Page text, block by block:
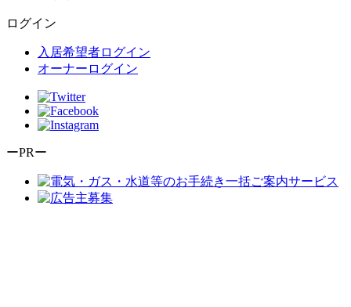
ログイン
入居希望者ログイン
オーナーログイン
ーPRー